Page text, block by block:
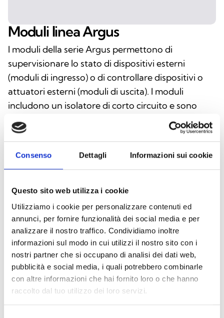
Consenso Dettagli Informazioni sui cookie
Questo sito web utilizza i cookie
Utilizziamo i cookie per personalizzare contenuti ed
annunci, per fornire funzionalità dei social media e per
analizzare il nostro traffico. Condividiamo inoltre
informazioni sul modo in cui utilizzi il nostro sito con i
nostri partner che si occupano di analisi dei dati web,
pubblicità e social media, i quali potrebbero combinarle
con altre informazioni che hai fornito loro o che hanno
raccolto dal tuo utilizzo dei loro servizi.
Moduli linea Argus
I moduli della serie Argus permettono di
supervisionare lo stato di dispositivi esterni
(moduli di ingresso) o di controllare dispositivi o
attuatori esterni (moduli di uscita). I moduli
includono un isolatore di corto circuito e sono
disponibili nella versione mini o da parete.
Pulsanti ALCP100 e AI-CPW-R-01
I pulsanti di allarme manuali ALCP100 e AI-CPW-